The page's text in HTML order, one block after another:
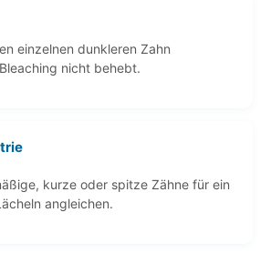
einzelnen dunkleren Zahn
nicht behebt.
kurze oder spitze Zähne für ein
angleichen.